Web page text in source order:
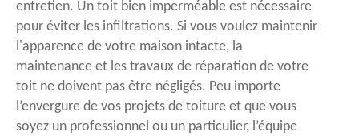
entretien. Un toit bien imperméable est nécessaire
pour éviter les infiltrations. Si vous voulez maintenir
l'apparence de votre maison intacte, la
maintenance et les travaux de réparation de votre
toit ne doivent pas être négligés. Peu importe
l’envergure de vos projets de toiture et que vous
soyez un professionnel ou un particulier, l’équipe